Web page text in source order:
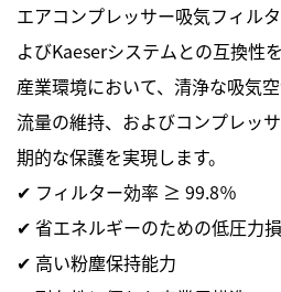
エアコンプレッサー吸気フィル
よびKaeserシステムとの互換性
産業環境において、清浄な吸気
流量の維持、およびコンプレッ
期的な保護を実現します。
✔ フィルター効率 ≥ 99.8％
✔ 省エネルギーのための低圧力
✔ 高い粉塵保持能力